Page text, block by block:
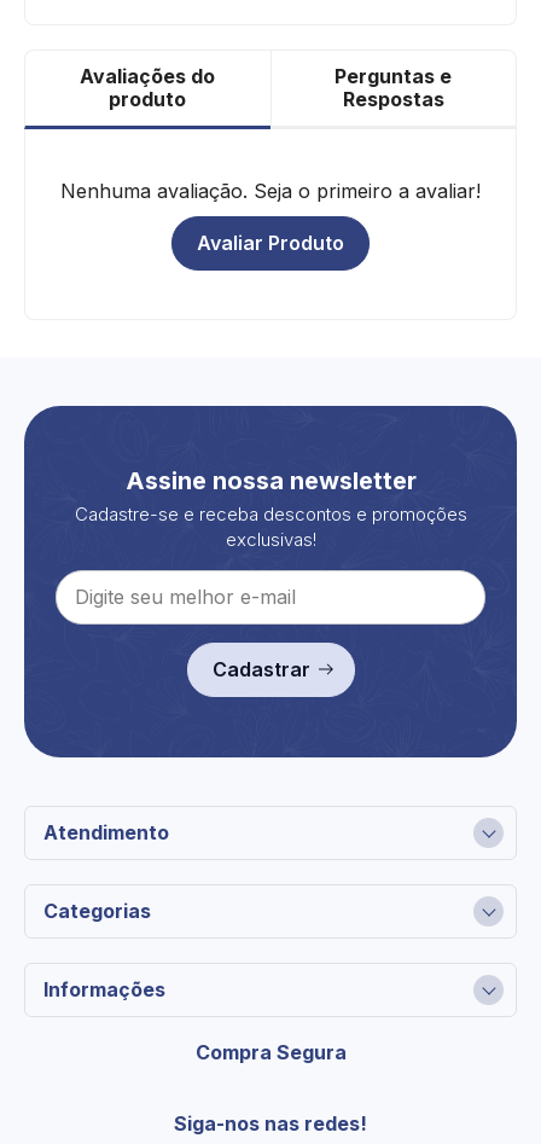
Avaliações do
produto
Perguntas e
Respostas
Nenhuma avaliação. Seja o primeiro a avaliar!
Avaliar Produto
Assine nossa newsletter
Cadastre-se e receba descontos e promoções
exclusivas!
Cadastrar
Categorias
Informações
Compra Segura
Atendimento
Siga-nos nas redes!